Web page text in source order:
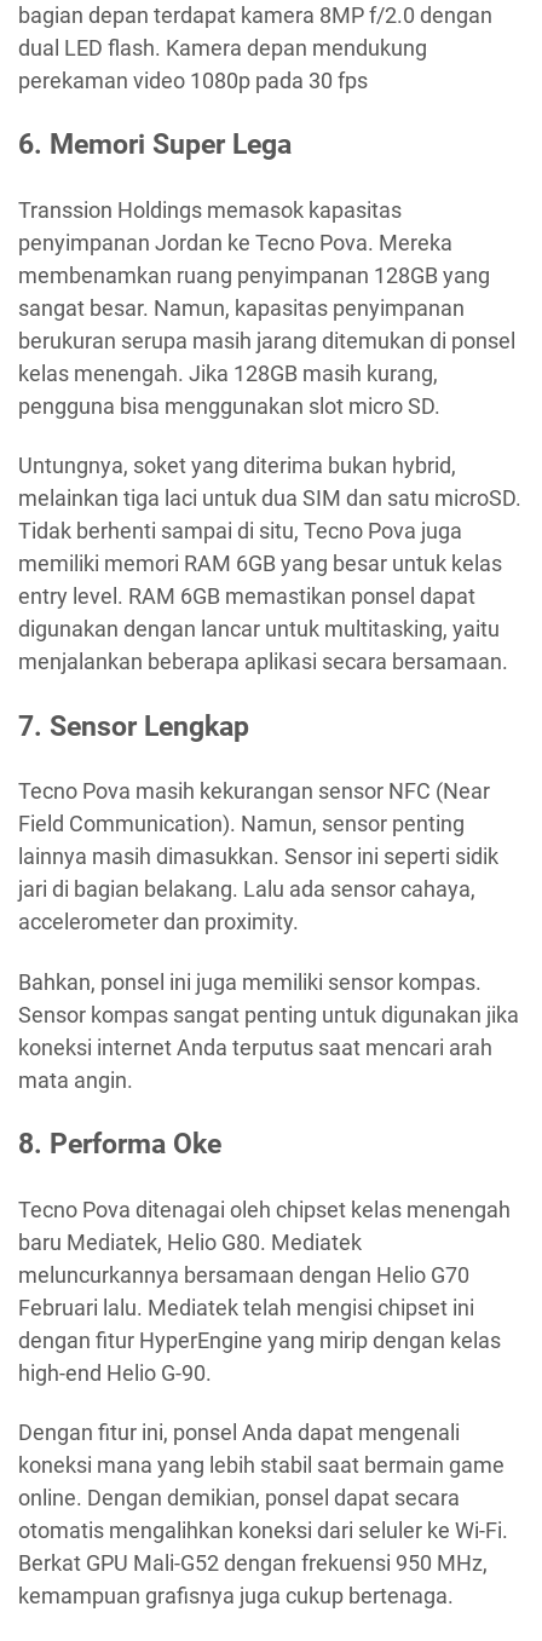
bagian depan terdapat kamera 8MP f/2.0 dengan
dual LED flash. Kamera depan mendukung
perekaman video 1080p pada 30 fps
6. Memori Super Lega
Transsion Holdings memasok kapasitas
penyimpanan Jordan ke Tecno Pova. Mereka
membenamkan ruang penyimpanan 128GB yang
sangat besar. Namun, kapasitas penyimpanan
berukuran serupa masih jarang ditemukan di ponsel
kelas menengah. Jika 128GB masih kurang,
pengguna bisa menggunakan slot micro SD.
Untungnya, soket yang diterima bukan hybrid,
melainkan tiga laci untuk dua SIM dan satu microSD.
Tidak berhenti sampai di situ, Tecno Pova juga
memiliki memori RAM 6GB yang besar untuk kelas
entry level. RAM 6GB memastikan ponsel dapat
digunakan dengan lancar untuk multitasking, yaitu
menjalankan beberapa aplikasi secara bersamaan.
7. Sensor Lengkap
Tecno Pova masih kekurangan sensor NFC (Near
Field Communication). Namun, sensor penting
lainnya masih dimasukkan. Sensor ini seperti sidik
jari di bagian belakang. Lalu ada sensor cahaya,
accelerometer dan proximity.
Bahkan, ponsel ini juga memiliki sensor kompas.
Sensor kompas sangat penting untuk digunakan jika
koneksi internet Anda terputus saat mencari arah
mata angin.
8. Performa Oke
Tecno Pova ditenagai oleh chipset kelas menengah
baru Mediatek, Helio G80. Mediatek
meluncurkannya bersamaan dengan Helio G70
Februari lalu. Mediatek telah mengisi chipset ini
dengan fitur HyperEngine yang mirip dengan kelas
high-end Helio G-90.
Dengan fitur ini, ponsel Anda dapat mengenali
koneksi mana yang lebih stabil saat bermain game
online. Dengan demikian, ponsel dapat secara
otomatis mengalihkan koneksi dari seluler ke Wi-Fi.
Berkat GPU Mali-G52 dengan frekuensi 950 MHz,
kemampuan grafisnya juga cukup bertenaga.